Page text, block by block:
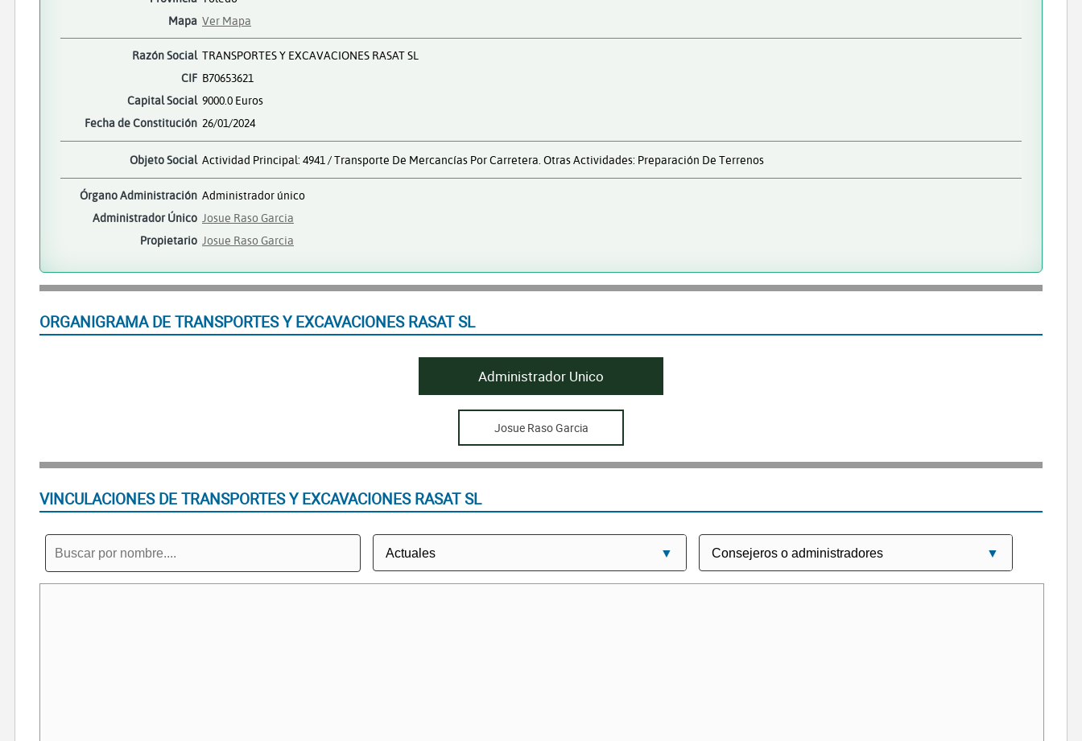
Mapa Ver Mapa
Razón Social TRANSPORTES Y EXCAVACIONES RASAT SL
CIF B70653621
Capital Social 9000.0 Euros
Fecha de Constitución 26/01/2024
Objeto Social Actividad Principal: 4941 / Transporte De Mercancías Por Carretera. Otras Actividades: Preparación De Terrenos
Órgano Administración Administrador único
Administrador Único Josue Raso Garcia
Propietario Josue Raso Garcia
ORGANIGRAMA DE TRANSPORTES Y EXCAVACIONES RASAT SL
Administrador Unico
Josue Raso Garcia
VINCULACIONES DE TRANSPORTES Y EXCAVACIONES RASAT SL